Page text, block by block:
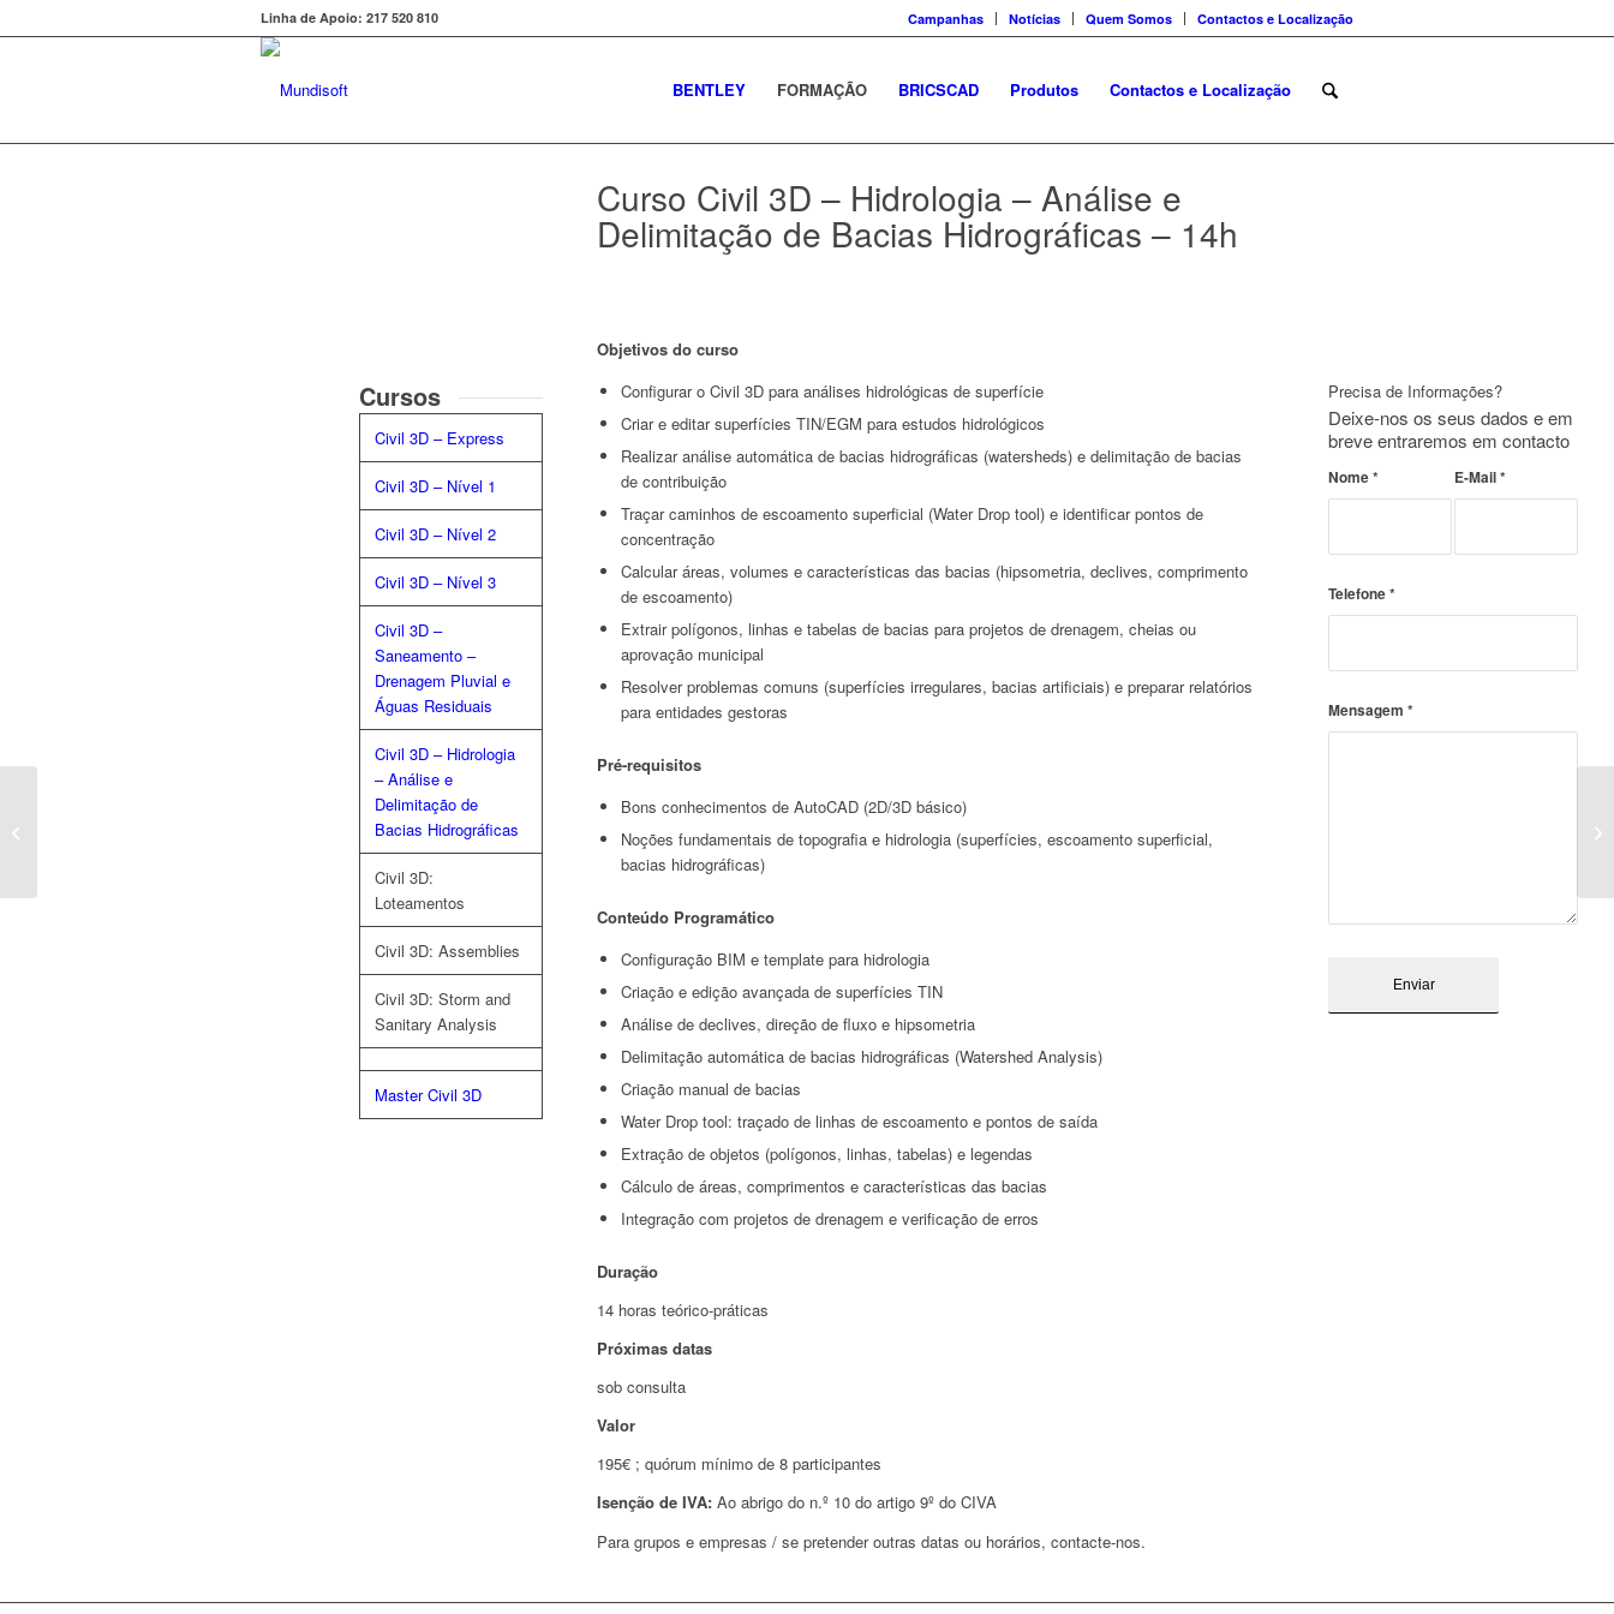
Campanhas Notícias Quem Somos Contactos e Localização
Linha de Apoio: 217 520 810
BENTLEY FORMAÇÃO BRICSCAD Produtos Contactos e Localização
Curso Civil 3D – Hidrologia – Análise e
Delimitação de Bacias Hidrográficas – 14h
Cursos
Civil 3D – Express
Civil 3D – Nível 1
Civil 3D – Nível 2
Civil 3D – Nível 3
Civil 3D –
Saneamento –
Drenagem Pluvial e
Águas Residuais
Civil 3D – Hidrologia
– Análise e
Delimitação de
Bacias Hidrográficas
Civil 3D:
Loteamentos
Civil 3D: Assemblies
Civil 3D: Storm and
Sanitary Analysis
Master Civil 3D
Objetivos do curso
Configurar o Civil 3D para análises hidrológicas de superfície
Criar e editar superfícies TIN/EGM para estudos hidrológicos
Realizar análise automática de bacias hidrográficas (watersheds) e delimitação de bacias
de contribuição
Traçar caminhos de escoamento superficial (Water Drop tool) e identificar pontos de
concentração
Calcular áreas, volumes e características das bacias (hipsometria, declives, comprimento
de escoamento)
Extrair polígonos, linhas e tabelas de bacias para projetos de drenagem, cheias ou
aprovação municipal
Resolver problemas comuns (superfícies irregulares, bacias artificiais) e preparar relatórios
para entidades gestoras
Pré-requisitos
Bons conhecimentos de AutoCAD (2D/3D básico)
Noções fundamentais de topografia e hidrologia (superfícies, escoamento superficial,
bacias hidrográficas)
Conteúdo Programático
Configuração BIM e template para hidrologia
Criação e edição avançada de superfícies TIN
Análise de declives, direção de fluxo e hipsometria
Delimitação automática de bacias hidrográficas (Watershed Analysis)
Criação manual de bacias
Water Drop tool: traçado de linhas de escoamento e pontos de saída
Extração de objetos (polígonos, linhas, tabelas) e legendas
Cálculo de áreas, comprimentos e características das bacias
Integração com projetos de drenagem e verificação de erros
Duração
14 horas teórico-práticas
Próximas datas
sob consulta
Valor
195€ ; quórum mínimo de 8 participantes
Isenção de IVA: Ao abrigo do n.º 10 do artigo 9º do CIVA
Para grupos e empresas / se pretender outras datas ou horários, contacte-nos.
Precisa de Informações?
Deixe-nos os seus dados e em
breve entraremos em contacto
Nome* E-Mail*
Telefone*
Mensagem *